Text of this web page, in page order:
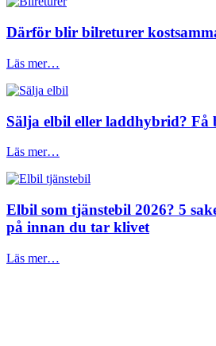
Därför blir bilreturer
Läs mer…
Sälja elbil eller laddhybrid? Få
Läs mer…
Elbil som tjänstebil 2026? 5
på innan du tar klivet
Läs mer…